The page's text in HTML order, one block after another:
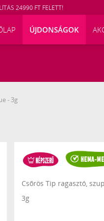
24990 FT FELETT!
ÚJDONSÁGOK
- 3g
Csőrös Tip ragasztó,
3g